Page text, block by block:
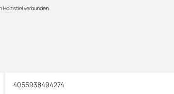
4055938494274
Holzstiel verbunden